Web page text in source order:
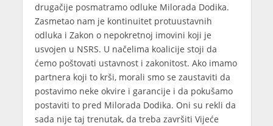
drugačije posmatramo odluke Milorada Dodika.
Zasmetao nam je kontinuitet protuustavnih
odluka i Zakon o nepokretnoj imovini koji je
usvojen u NSRS. U načelima koalicije stoji da
ćemo poštovati ustavnost i zakonitost. Ako imamo
partnera koji to krši, morali smo se zaustaviti da
postavimo neke okvire i garancije i da pokušamo
postaviti to pred Milorada Dodika. Oni su rekli da
sada nije taj trenutak, da treba završiti Vijeće